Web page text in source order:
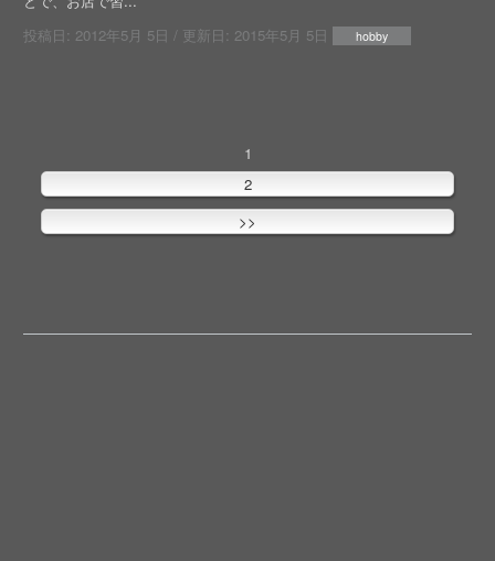
投稿日: 2012年5月 5日 / 更新日: 2015年5月 5日 hobby
1
2
>>